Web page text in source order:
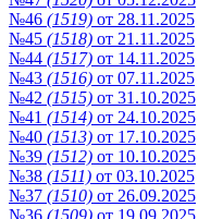
№46 (1519) от 28.11.2025
№45 (1518) от 21.11.2025
№44 (1517) от 14.11.2025
№43 (1516) от 07.11.2025
№42 (1515) от 31.10.2025
№41 (1514) от 24.10.2025
№40 (1513) от 17.10.2025
№39 (1512) от 10.10.2025
№38 (1511) от 03.10.2025
№37 (1510) от 26.09.2025
№36 (1509) от 19.09.2025